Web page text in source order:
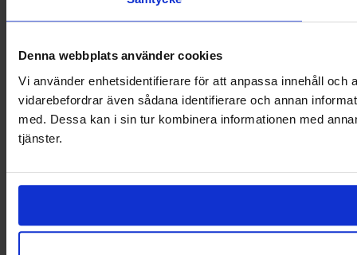
Denna webbplats använder cookies
Vi använder enhetsidentifierare för att anpassa innehåll
vidarebefordrar även sådana identifierare och annan
med. Dessa kan i sin tur kombinera informationen med
tjänster.